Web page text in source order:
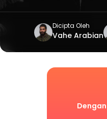
Dicipta Oleh
Vahe Arabian